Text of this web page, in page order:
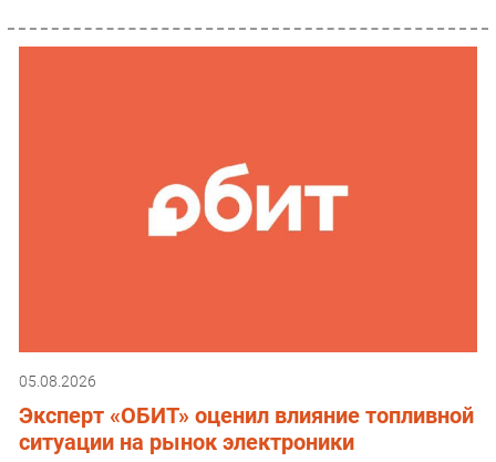
05.08.2026
Эксперт «ОБИТ» оценил влияние топливной
ситуации на рынок электроники